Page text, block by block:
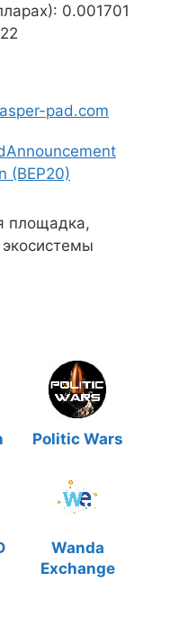
0.001701
pad.com
(BEP20)
площадка,
Politic Wars
Wanda
Exchange